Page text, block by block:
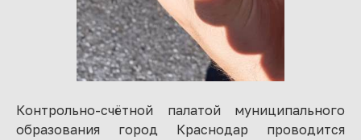
Контрольно-счётной палатой муниципального
образования город Краснодар проводится